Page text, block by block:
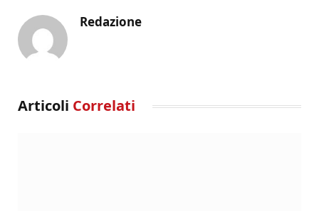
Redazione
Articoli Correlati